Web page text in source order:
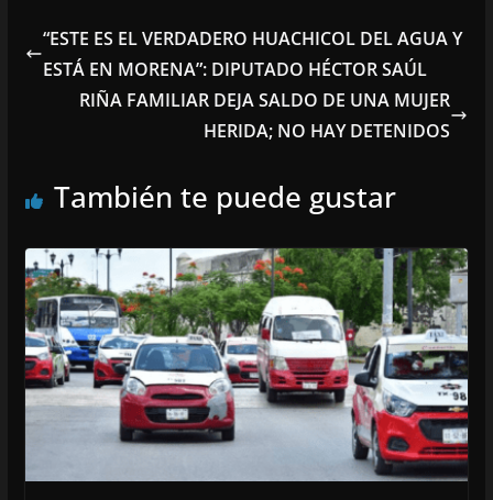
“ESTE ES EL VERDADERO HUACHICOL DEL AGUA Y
ESTÁ EN MORENA”: DIPUTADO HÉCTOR SAÚL
RIÑA FAMILIAR DEJA SALDO DE UNA MUJER
HERIDA; NO HAY DETENIDOS
También te puede gustar